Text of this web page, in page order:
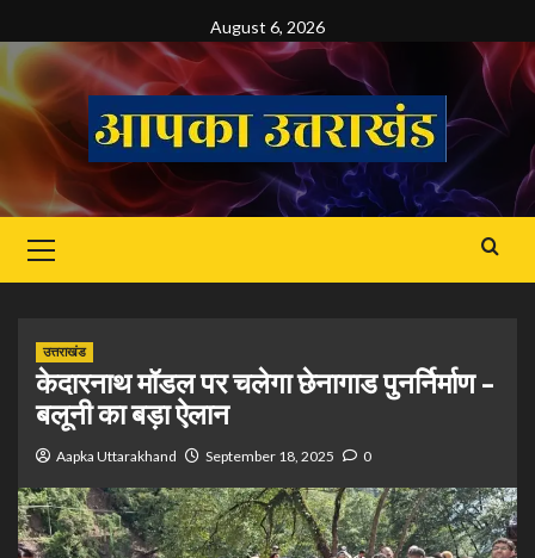
to
content
August 6, 2026
Menu
उत्तराखंड
केदारनाथ मॉडल पर चलेगा छेनागाड पुनर्निर्माण –
बलूनी का बड़ा ऐलान
Aapka Uttarakhand September 18, 2025 0